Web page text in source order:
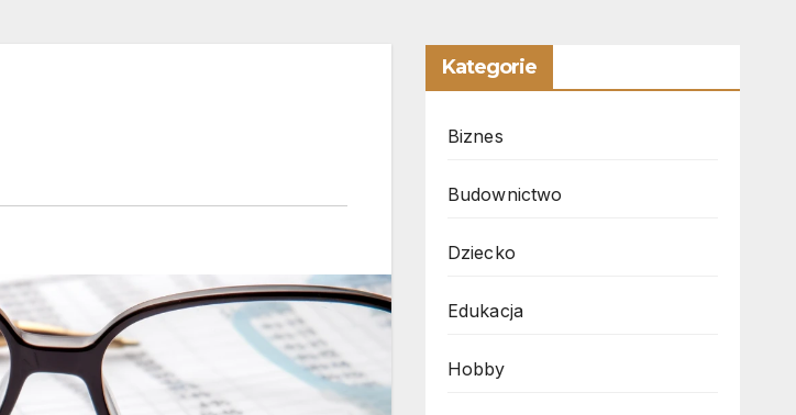
Kategorie
Biznes
Budownictwo
Dziecko
Edukacja
Hobby